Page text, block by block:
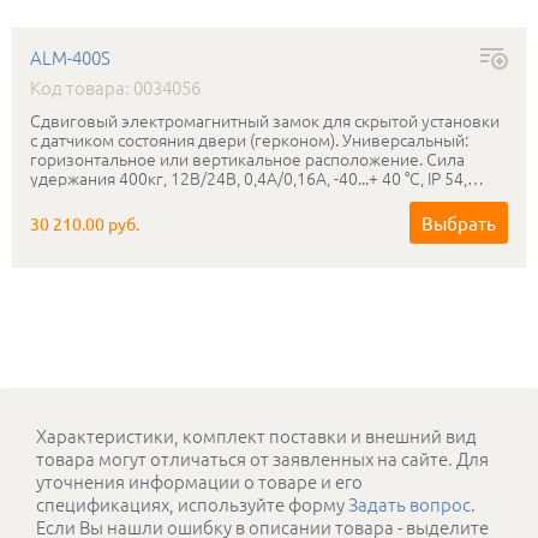
ALM-400S
Код товара: 0034056
Сдвиговый электромагнитный замок для скрытой установки
с датчиком состояния двери (герконом). Универсальный:
горизонтальное или вертикальное расположение. Сила
удержания 400кг, 12В/24В, 0,4А/0,16А, -40...+ 40 °C, IP 54,
корпус 201,5×25×25мм, якорь 201,5×25×25 мм. Возможен
монтаж замка в накладном варианте при помощи
монтажного комплекта МК 400S или МК 400S-PS.
30 210.00 руб. Выбрать
Характеристики, комплект поставки и внешний вид
товара могут отличаться от заявленных на сайте. Для
уточнения информации о товаре и его
спецификациях, используйте формуЗадать вопрос.
Если Вы нашли ошибку в описании товара - выделите